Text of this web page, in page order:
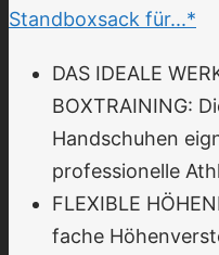
Standboxsack für...*
DAS IDEALE
BOXTRAINING:
Handschuhen
professionelle
FLEXIBLE
fache